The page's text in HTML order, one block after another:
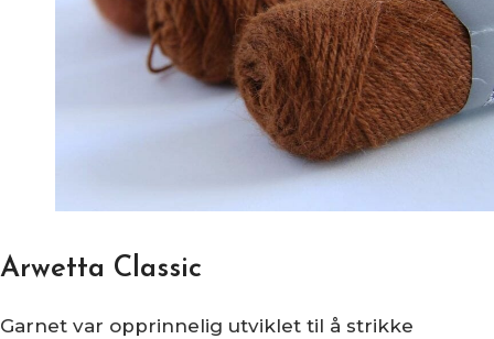
Arwetta Classic
Garnet var opprinnelig utviklet til å strikke